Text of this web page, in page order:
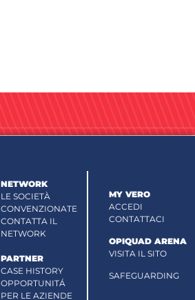
NETWORK
LE SOCIETÀ
CONVENZIONATE
CONTATTA IL
NETWORK
PARTNER
CASE HISTORY
OPPORTUNITÁ
PER LE AZIENDE
MY VERO
ACCEDI
CONTATTACI
OPIQUAD ARENA
VISITA IL SITO
SAFEGUARDING